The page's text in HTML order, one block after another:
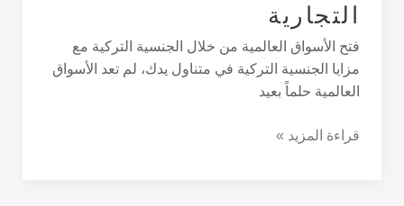
التجارية
فتح الأسواق العالمية من خلال الجنسية التركية مع
مزايا الجنسية التركية في متناول يدك، لم تعد الأسواق
العالمية حلماً بعيد
قراءة المزيد »